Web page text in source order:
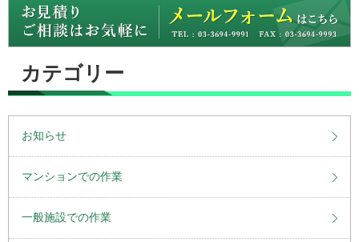
カテゴリー
お知らせ
マンションでの作業
一般施設での作業